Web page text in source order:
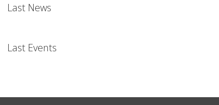
Last News
Last Events